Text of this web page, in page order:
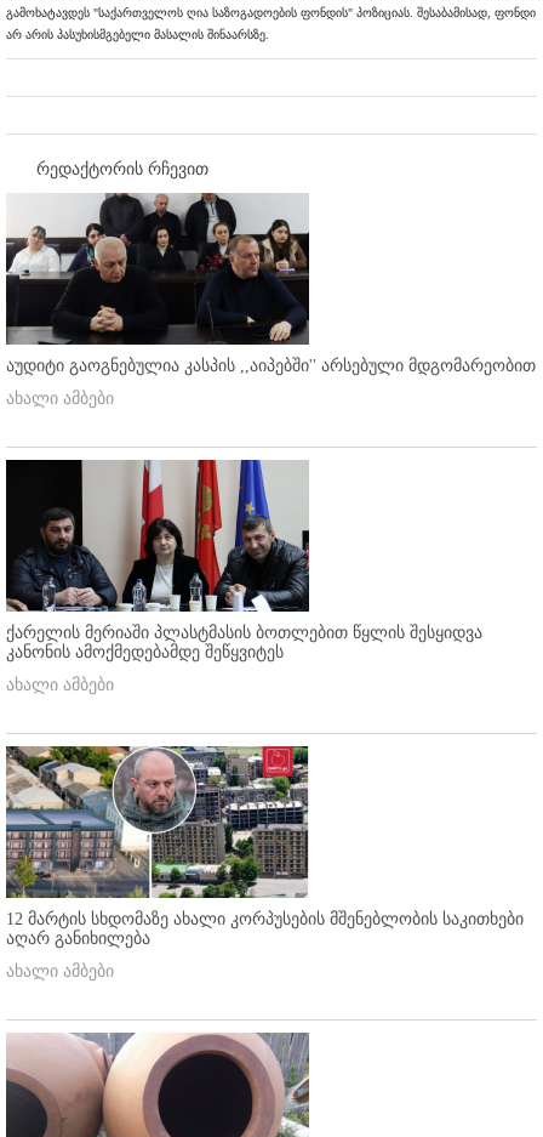
გამოხატავდეს "საქართველოს ღია საზოგადოების ფონდის" პოზიციას. შესაბამისად, ფონდი
არ არის პასუხისმგებელი მასალის შინაარსზე.
რედაქტორის რჩევით
აუდიტი გაოგნებულია კასპის ,,აიპებში'' არსებული მდგომარეობით
ახალი ამბები
ქარელის მერიაში პლასტმასის ბოთლებით წყლის შესყიდვა
კანონის ამოქმედებამდე შეწყვიტეს
ახალი ამბები
12 მარტის სხდომაზე ახალი კორპუსების მშენებლობის საკითხები
აღარ განიხილება
ახალი ამბები